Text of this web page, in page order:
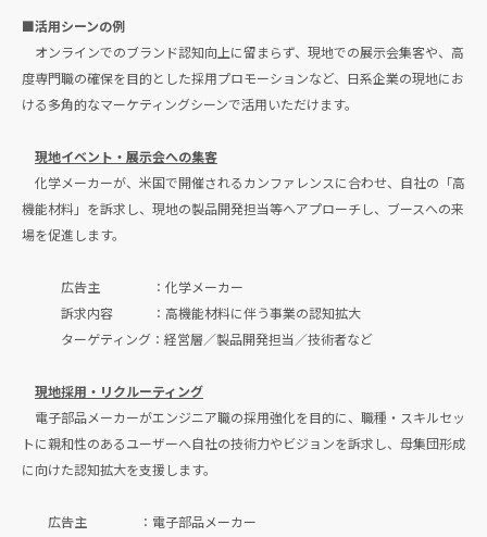
■活用シーンの例
オンラインでのブランド認知向上に留まらず、現地での展示会集客や、高
度専門職の確保を目的とした採用プロモーションなど、日系企業の現地にお
ける多角的なマーケティングシーンで活用いただけます。
現地イベント・展示会への集客
化学メーカーが、米国で開催されるカンファレンスに合わせ、自社の「高
機能材料」を訴求し、現地の製品開発担当等へアプローチし、ブースへの来
場を促進します。
広告主 ：化学メーカー
訴求内容 ：高機能材料に伴う事業の認知拡大
ターゲティング：経営層／製品開発担当／技術者など
現地採用・リクルーティング
電子部品メーカーがエンジニア職の採用強化を目的に、職種・スキルセッ
トに親和性のあるユーザーへ自社の技術力やビジョンを訴求し、母集団形成
に向けた認知拡大を支援します。
広告主 ：電子部品メーカー